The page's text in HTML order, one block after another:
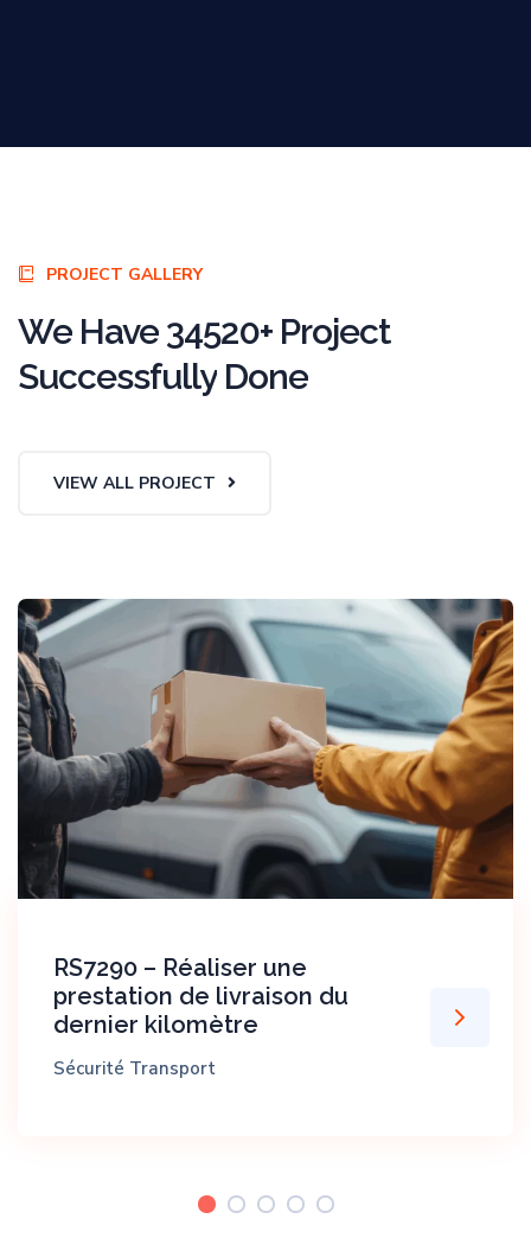
PROJECT GALLERY
We Have 34520+ Project
Successfully Done
VIEW ALL PROJECT
RS7290 – Réaliser une
prestation de livraison du
dernier kilomètre
Sécurité Transport